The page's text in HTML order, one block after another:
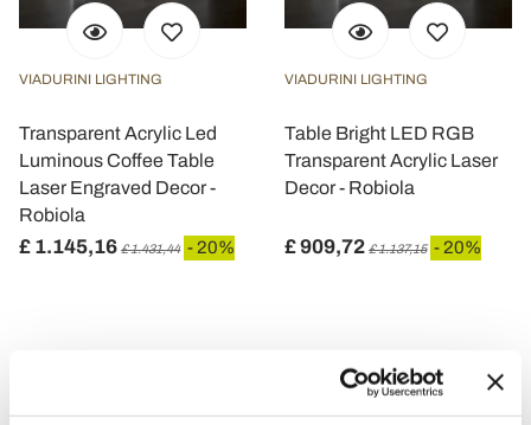
VIADURINI LIGHTING
Transparent Acrylic Led
Luminous Coffee Table
Laser Engraved Decor -
Robiola
£ 1.145,16 £ 1.431,44 - 20%
VIADURINI LIGHTING
Table Bright LED RGB
Transparent Acrylic Laser
Decor - Robiola
£ 909,72 £ 1.137,15 - 20%